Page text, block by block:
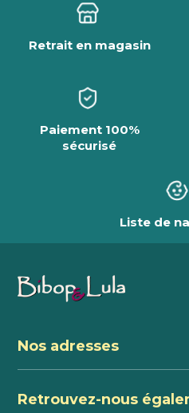
Retrait en magasin
Paiement 100%
sécurisé
Liste de
Nos adresses
Retrouvez-nous